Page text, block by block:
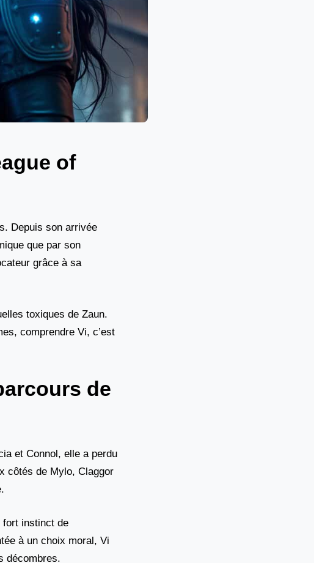
of
Depuis son arrivée
que par son
grâce à sa
toxiques de Zaun.
comprendre Vi, c’est
de
et Connol, elle a perdu
côtés de Mylo, Claggor
fort instinct de
à un choix moral, Vi
décombres.